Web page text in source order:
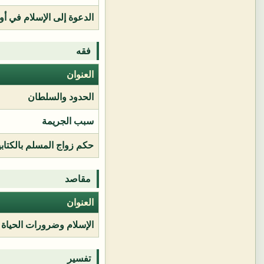
الدعوة إلى الإسلام في
فقه
العنوان
الحدود والسلطان
سبب الجريمة
حكم زواج المسلم
مقاصد
العنوان
الإسلام وضرورات الحياة
تفسير